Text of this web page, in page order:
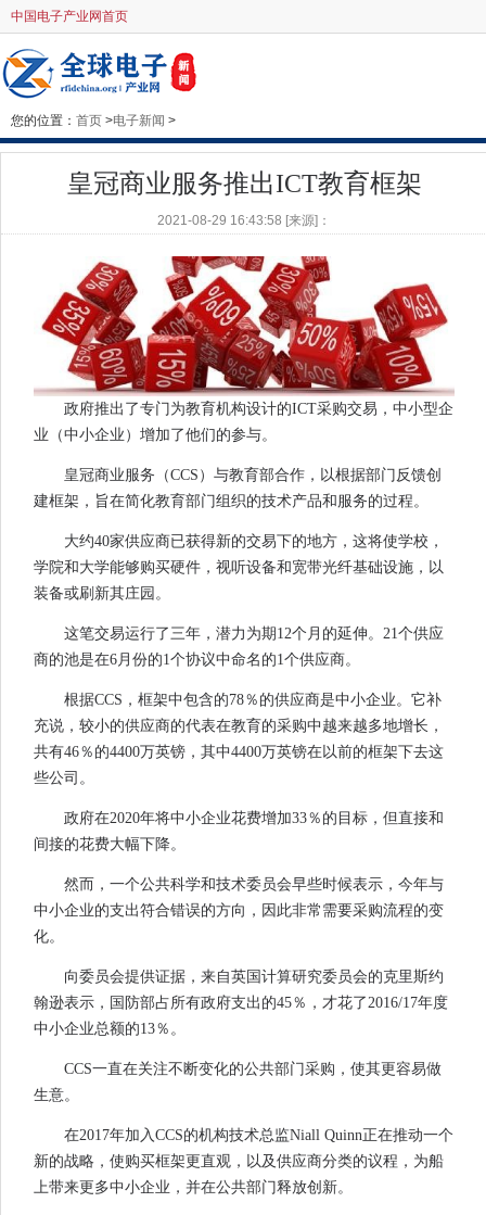
中国电子产业网首页
您的位置： 首页 >电子新闻 >
皇冠商业服务推出ICT教育框架
2021-08-29 16:43:58 [来源]：
政府推出了专门为教育机构设计的ICT采购交易，中小型企
业（中小企业）增加了他们的参与。
皇冠商业服务（CCS）与教育部合作，以根据部门反馈创
建框架，旨在简化教育部门组织的技术产品和服务的过程。
大约40家供应商已获得新的交易下的地方，这将使学校，
学院和大学能够购买硬件，视听设备和宽带光纤基础设施，以
装备或刷新其庄园。
这笔交易运行了三年，潜力为期12个月的延伸。21个供应
商的池是在6月份的1个协议中命名的1个供应商。
根据CCS，框架中包含的78％的供应商是中小企业。它补
充说，较小的供应商的代表在教育的采购中越来越多地增长，
共有46％的4400万英镑，其中4400万英镑在以前的框架下去这
些公司。
政府在2020年将中小企业花费增加33％的目标，但直接和
间接的花费大幅下降。
然而，一个公共科学和技术委员会早些时候表示，今年与
中小企业的支出符合错误的方向，因此非常需要采购流程的变
化。
向委员会提供证据，来自英国计算研究委员会的克里斯约
翰逊表示，国防部占所有政府支出的45％，才花了2016/17年度
中小企业总额的13％。
CCS一直在关注不断变化的公共部门采购，使其更容易做
生意。
在2017年加入CCS的机构技术总监Niall Quinn正在推动一个
新的战略，使购买框架更直观，以及供应商分类的议程，为船
上带来更多中小企业，并在公共部门释放创新。